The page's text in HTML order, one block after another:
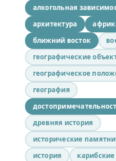
алкогольная
архитектура
ближний восток
географические
географическое
география
древняя история
исторические
история
карибские